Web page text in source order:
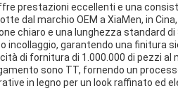
prestazioni eccellenti e una
dal marchio OEM a XiaMen, in
chiaro e una lunghezza standard
incollaggio, garantendo una finitura
di fornitura di 1.000.000 di pezzi
sono TT, fornendo un
in legno per un look raffinato ed